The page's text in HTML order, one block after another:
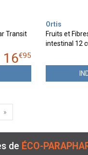
Transit
16€95
Ortis
Fruits et
intestinal 12
»
de ÉCO-